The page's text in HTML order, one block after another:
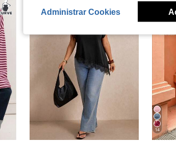
14
Administrar Cookies